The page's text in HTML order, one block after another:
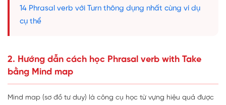
14 Phrasal verb với Turn thông dụng nhất cùng ví dụ
cụ thể
2. Hướng dẫn cách học Phrasal verb with Take
bằng Mind map
Mind map (sơ đồ tư duy) là công cụ học từ vựng hiệu quả được